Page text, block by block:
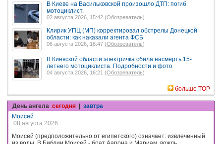
В Киеве на Васильковской произошло ДТП: погиб
мотоциклист.
02 августа 2026, 15:42 (Обозреватель)
Клирик УПЦ (МП) корректировал обстрелы Донецкой
области: как наказали агента ФСБ
06 августа 2026, 18:47 (Обозреватель)
В Киевской области электричка сбила насмерть 15-
летнего мотоциклиста. Подробности и фото
04 августа 2026, 16:21 (Обозреватель)
больше TOP
День ангела сегодня | завтра
Моисей
08 августа 2026
Моисей (предположительно от египетского) означает: извлеченный